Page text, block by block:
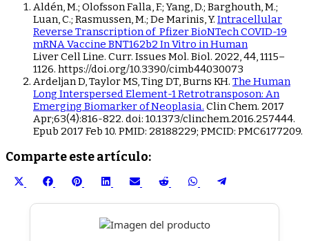
Aldén, M.; Olofsson Falla, F.; Yang, D.; Barghouth, M.;
Luan, C.; Rasmussen, M.; De Marinis, Y.Intracellular
Reverse Transcription of Pfizer BioNTech COVID-19
mRNA Vaccine BNT162b2 In Vitro in Human
Liver Cell Line. Curr. Issues Mol. Biol. 2022, 44, 1115–
1126. https://doi.org/10.3390/cimb44030073
Ardeljan D, Taylor MS, Ting DT, Burns KH. The Human
Long Interspersed Element-1 Retrotransposon: An
Emerging Biomarker of Neoplasia. Clin Chem. 2017
Apr;63(4):816-822. doi: 10.1373/clinchem.2016.257444.
Epub 2017 Feb 10. PMID: 28188229; PMCID: PMC6177209.
Comparte este artículo:
Compartir
X
Compartir
Facebook
Compartir
Pinterest
Compartir
LinkedIn
Compartir
Email
Compartir
Reddit
Compartir
WhatsAppTelegram